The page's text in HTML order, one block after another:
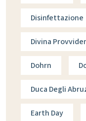
Disinfettazione
Divina
Dohrn
Duca Degli
Earth Day